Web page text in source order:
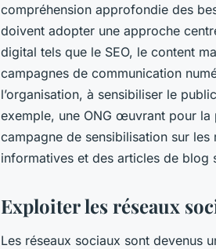
compréhension approfondie des
doivent adopter une approche
digital tels que le SEO, le content
campagnes de communication
l’organisation, à sensibiliser le
exemple, une ONG œuvrant pour la
campagne de sensibilisation sur
informatives et des articles de blog
Exploiter les réseaux
Les réseaux sociaux sont devenus